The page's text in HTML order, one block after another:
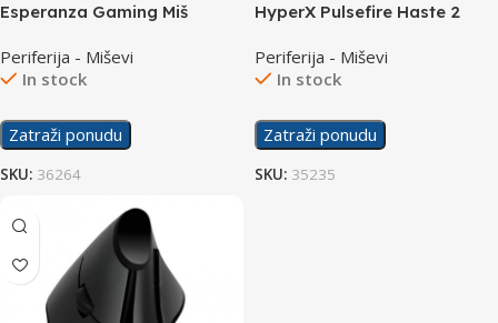
Esperanza Gaming Miš
Periferija - Miševi
In stock
Zatraži ponudu
SKU: 36264
HyperX Pulsefire Haste 2
White 6N0A9AA
Periferija - Miševi
In stock
Zatraži ponudu
SKU: 35235